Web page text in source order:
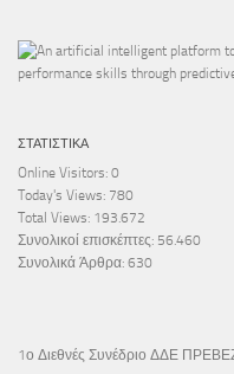
ΣΤΑΤΙΣΤΙΚΆ
Online Visitors: 0
Today's Views: 780
Total Views: 193.672
Συνολικοί επισκέπτες: 56.460
Συνολικά Άρθρα: 630
1ο Διεθνές Συνέδριο ΔΔΕ